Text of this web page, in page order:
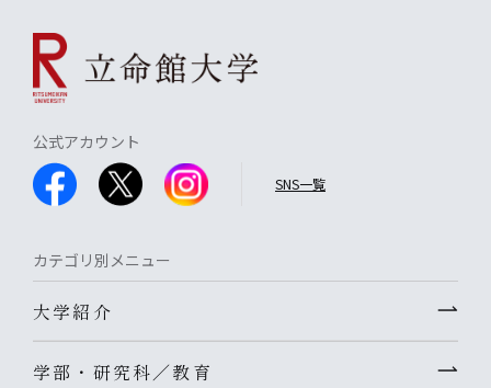
公式アカウント
SNS一覧
カテゴリ別メニュー
大学紹介
学部・研究科／教育